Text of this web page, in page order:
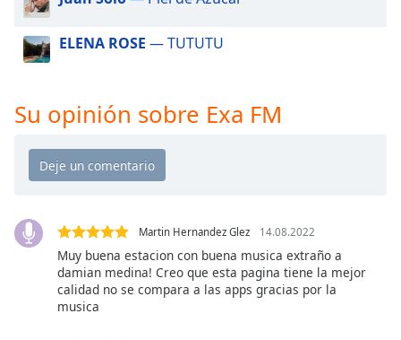
dialog
Escape
and
close
window.
Color
ELENA ROSE — TUTUTU
Su opinión sobre Exa FM
Martin Hernandez Glez 14.08.2022
Muy buena estacion con buena musica extraño a
damian medina! Creo que esta pagina tiene la mejor
calidad no se compara a las apps gracias por la
musica